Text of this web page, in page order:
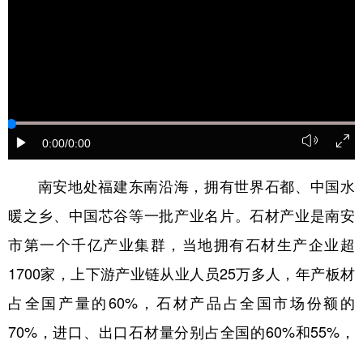
0:00/0:00
南安地处福建东南沿海，拥有世界石都、中国水
暖之乡、中国芯谷等一批产业名片。石材产业是南安
市第一个千亿产业集群，当地拥有石材生产企业超
1700家，上下游产业链从业人员25万多人，年产板材
占全国产量的60%，石材产品占全国市场份额的
70%，进口、出口石材量分别占全国的60%和55%，